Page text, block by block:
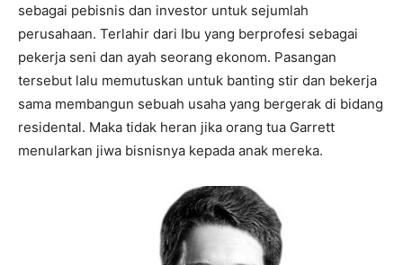
sebagai pebisnis dan investor untuk sejumlah
perusahaan. Terlahir dari Ibu yang berprofesi sebagai
pekerja seni dan ayah seorang ekonom. Pasangan
tersebut lalu memutuskan untuk banting stir dan bekerja
sama membangun sebuah usaha yang bergerak di bidang
residental. Maka tidak heran jika orang tua Garrett
menularkan jiwa bisnisnya kepada anak mereka.